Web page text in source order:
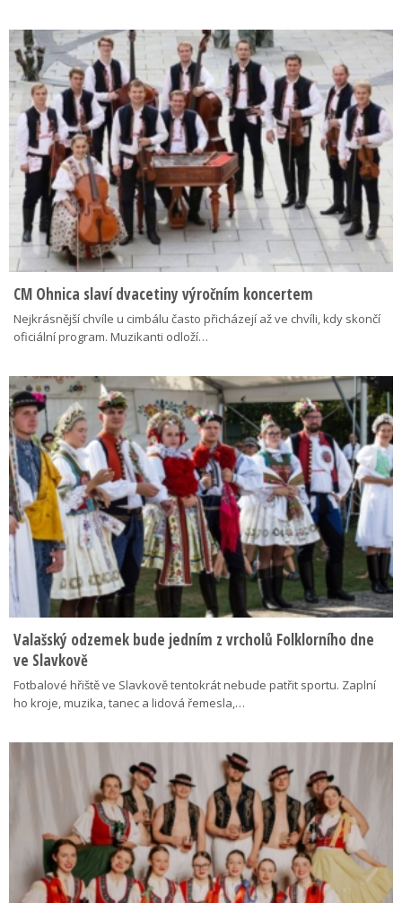
CM Ohnica slaví dvacetiny výročním koncertem
Nejkrásnější chvíle u cimbálu často přicházejí až ve chvíli, kdy skončí
oficiální program. Muzikanti odloží…
Valašský odzemek bude jedním z vrcholů Folklorního dne
ve Slavkově
Fotbalové hřiště ve Slavkově tentokrát nebude patřit sportu. Zaplní
ho kroje, muzika, tanec a lidová řemesla,…